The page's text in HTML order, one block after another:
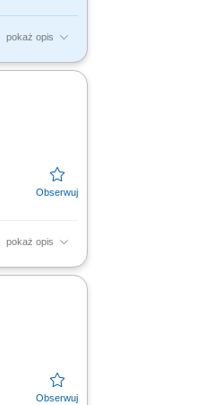
pokaż opis
pokaż opis